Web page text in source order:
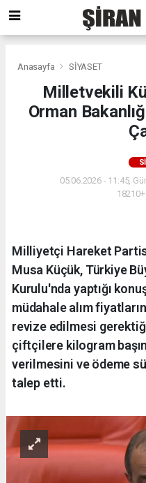
Anasayfa SİYASET
Milletvekili
Orman
05.06.2026 - 11:45,
Milliyetçi Hareket
Musa Küçük, Türkiye
Kurulu'nda yaptığı
müdahale alım
revize edilmesi
çiftçilere kilogram
verilmesini ve ödeme
talep etti.